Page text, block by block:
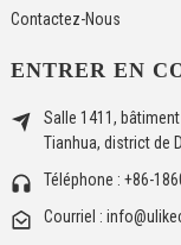
Contactez-Nous
ENTRER EN
Salle 1411,
Tianhua, district de
Téléphone : +86-
Courriel :